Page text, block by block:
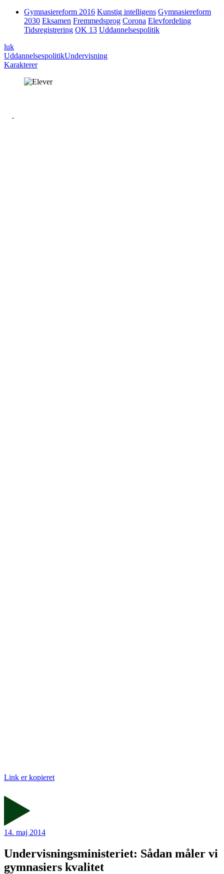
Gymnasiereform 2016 Kunstig intelligens Gymnasiereform
2030 Eksamen Fremmedsprog Corona Elevfordeling
Tidsregistrering OK 13 Uddannelsespolitik
luk
UddannelsespolitikUndervisning
Karakterer
Link er kopieret
14. maj 2014
Undervisningsministeriet: Sådan måler vi
gymnasiers kvalitet